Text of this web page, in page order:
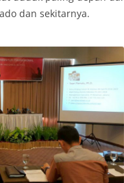
dan sekitarnya.